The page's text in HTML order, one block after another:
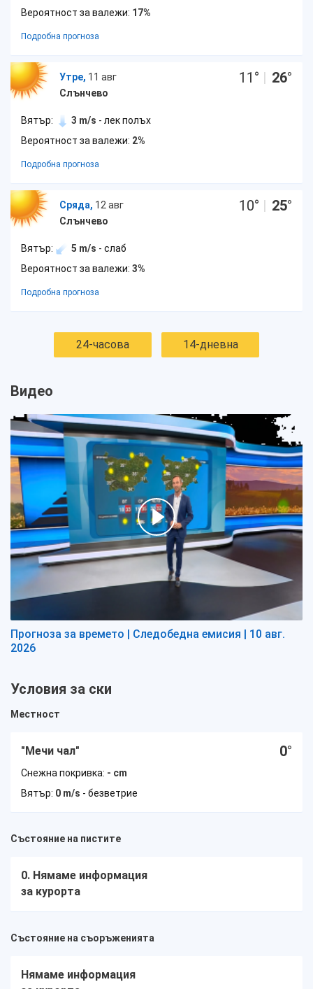
Вероятност за валежи: 17%
Подробна прогноза
Утре, 11 авг
Слънчево
11 ° | 26°
Вятър: 3 m/s - лек полъх
Вероятност за валежи: 2%
Подробна прогноза
Сряда, 12 авг
Слънчево
10° | 25°
Вятър: 5 m/s - слаб
Вероятност за валежи: 3%
Подробна прогноза
24-часова 14-дневна
Видео
Прогноза за времето | Следобедна емисия | 10 авг.
2026
Условия за ски
Местност
"Мечи чал" 0°
Снежна покривка: - cm
Вятър: 0 m/s - безветрие
Състояние на пистите
0. Нямаме информация
за курорта
Състояние на съоръженията
Нямаме информация